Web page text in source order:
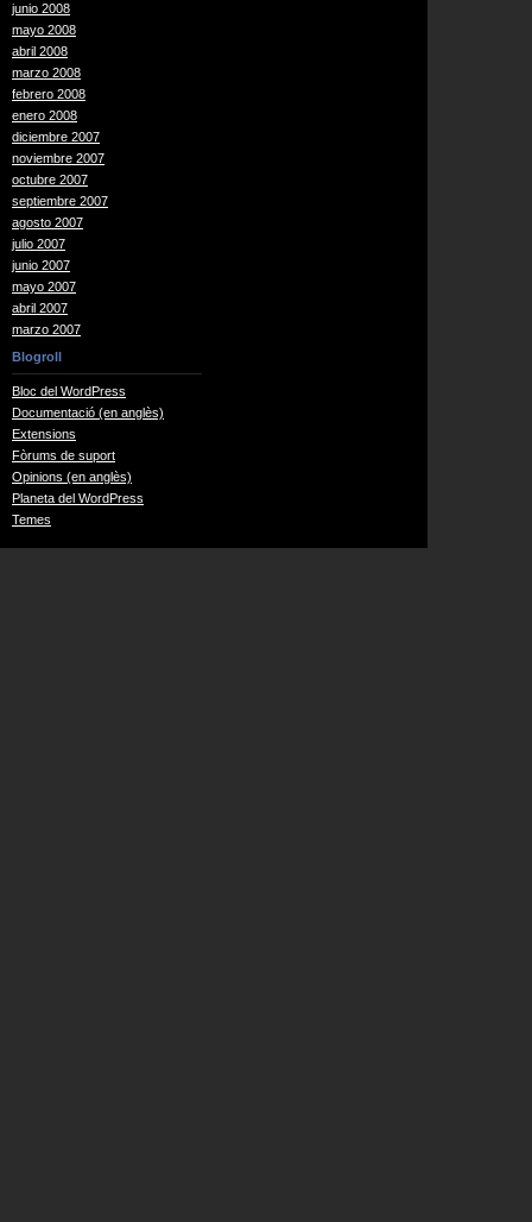
junio 2008
mayo 2008
abril 2008
marzo 2008
febrero 2008
enero 2008
diciembre 2007
noviembre 2007
octubre 2007
septiembre 2007
agosto 2007
julio 2007
junio 2007
mayo 2007
abril 2007
marzo 2007
Blogroll
Bloc del WordPress
Documentació (en anglès)
Extensions
Fòrums de suport
Opinions (en anglès)
Planeta del WordPress
Temes